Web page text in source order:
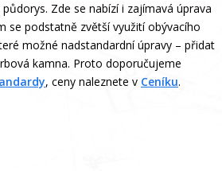
Zde se nabízí i zajímavá úprava
se podstatně zvětší využití obývacího
možné nadstandardní úpravy – přidat
kamna. Proto doporučujeme
, ceny naleznete v Ceníku.